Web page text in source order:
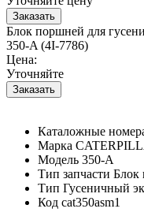
Блок поршней для
350-A (4I-7786)
Цена:
Уточняйте
Каталожные
Марка
Модель 350-A
Тип запчасти Блок
Тип Гусеничный
Код cat350asm1